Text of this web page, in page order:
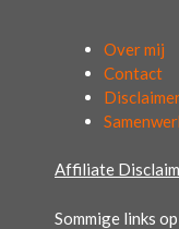
Over mij
Contact
Affiliate
Sommige links